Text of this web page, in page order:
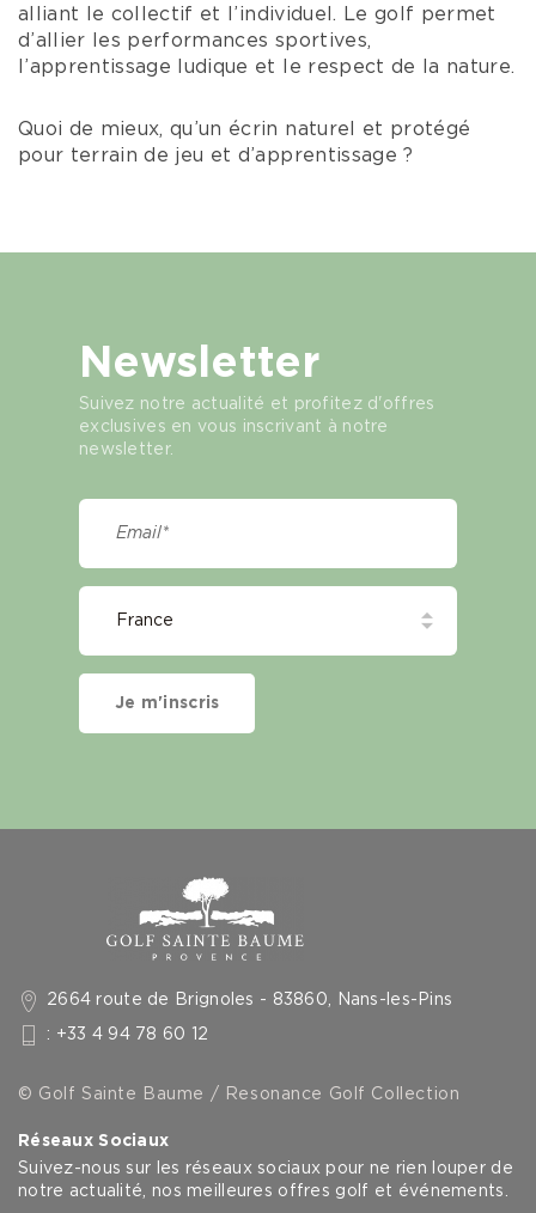
alliant le collectif et l’individuel. Le golf permet
d’allier les performances sportives,
l’apprentissage ludique et le respect de la nature.
Quoi de mieux, qu’un écrin naturel et protégé
pour terrain de jeu et d’apprentissage ?
2664 route de Brignoles - 83860, Nans-les-Pins
: +33 4 94 78 60 12
© Golf Sainte Baume / Resonance Golf Collection
Réseaux Sociaux
Suivez-nous sur les réseaux sociaux pour ne rien louper de
notre actualité, nos meilleures offres golf et événements.
Newsletter
Suivez notre actualité et profitez d'offres
exclusives en vous inscrivant à notre
newsletter.
Je m'inscris